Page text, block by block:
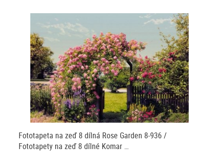
Fototapeta na zeď 8 dílná Rose Garden 8-936 /
Fototapety na zeď 8 dílné Komar …